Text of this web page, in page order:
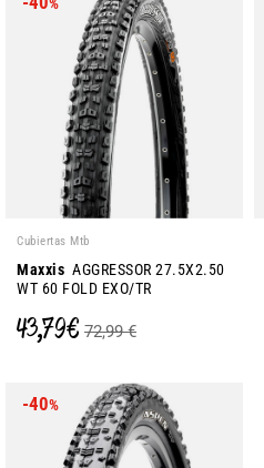
Cubiertas Mtb
Maxxis AGGRESSOR 27.5X2.50
WT 60 FOLD EXO/TR
43,79 € 72,99 €
-40%